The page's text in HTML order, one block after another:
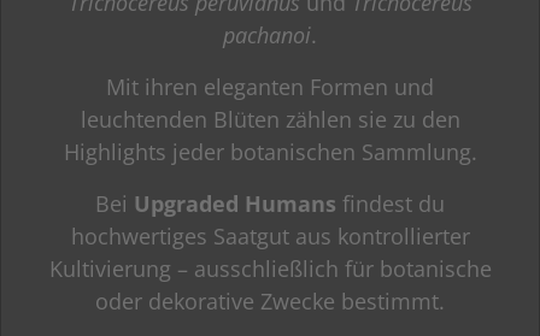
pachanoi.
Mit ihren eleganten Formen und
leuchtenden Blüten zählen sie zu den
Highlights jeder botanischen Sammlung.
Bei Upgraded Humans findest du
hochwertiges Saatgut aus kontrollierter
Kultivierung – ausschließlich für botanische
oder dekorative Zwecke bestimmt.